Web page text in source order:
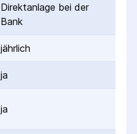
Direktanlage bei der
Bank
jährlich
ja
ja